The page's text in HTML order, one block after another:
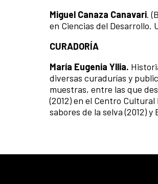
Miguel Canaza Canavari.
en Ciencias del Desarrollo.
CURADORÍA
María Eugenia Yllia.
diversas curadurías y
muestras, entre las que
(2012) en el Centro
sabores de la selva (2012)